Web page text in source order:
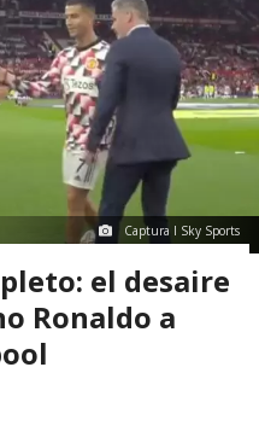
Captura I Sky Sports
el desaire
Ronaldo a